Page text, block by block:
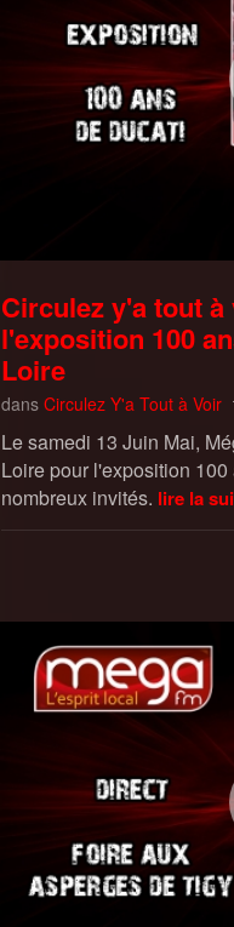
Circulez y'a tout
l'exposition 100
Loire
dans Circulez Y'a Tout à Voir
Le samedi 13 Juin Mai,
Loire pour l'exposition
nombreux invités. lire la